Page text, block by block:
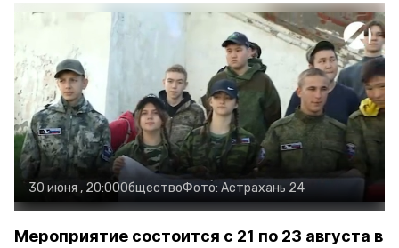
30 июня , 20:00ОбществоФото: Астрахань 24
Мероприятие состоится с 21 по 23 августа в